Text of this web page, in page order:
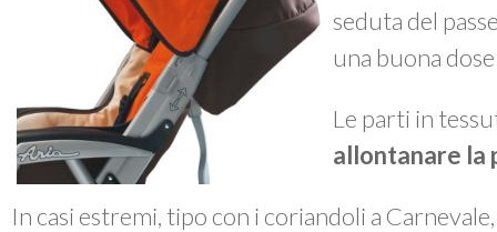
seduta del
una buona
Le parti in
allontanare la
In casi estremi, tipo con i coriandoli a